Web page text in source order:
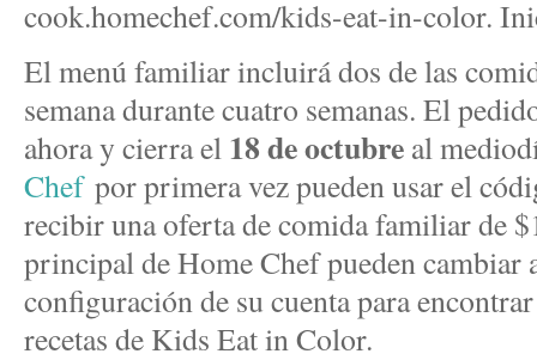
cook.homechef.com/kids-eat-in-color.
El menú familiar incluirá dos de las
semana durante cuatro semanas. El
ahora y cierra el 18 de octubre al
Chefpor primera vez pueden usar el
recibir una oferta de comida familiar de
principal de Home Chef pueden cambiar
configuración de su cuenta para
recetas de Kids Eat in Color.